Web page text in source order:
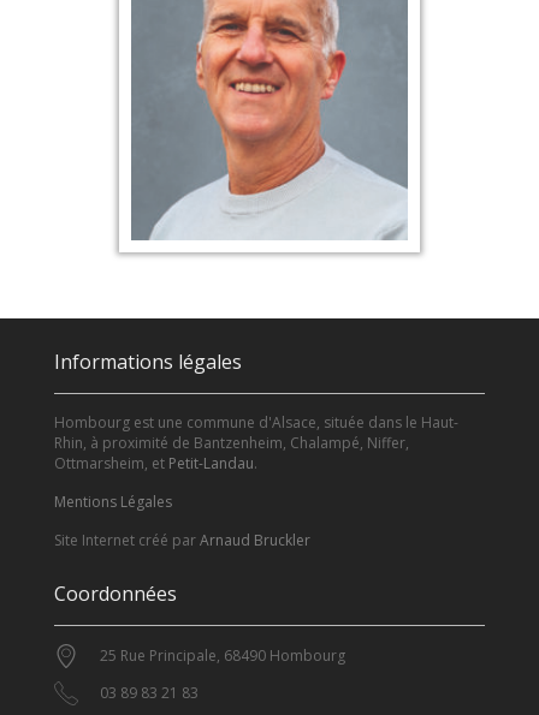
Informations légales
Hombourg est une commune d'Alsace, située dans le Haut-
Rhin, à proximité de Bantzenheim, Chalampé, Niffer,
Ottmarsheim, et Petit-Landau.
Mentions Légales
Site Internet créé parArnaud Bruckler
Coordonnées
25 Rue Principale, 68490 Hombourg
03 89 83 21 83